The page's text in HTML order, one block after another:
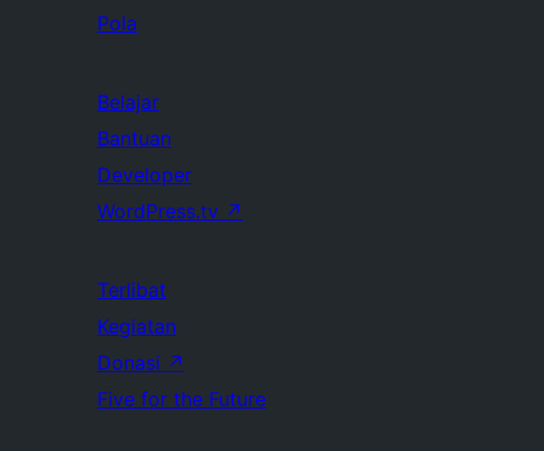
Pola
Belajar
Bantuan
Developer
WordPress.tv ↗
Terlibat
Kegiatan
Donasi ↗
Five for the Future